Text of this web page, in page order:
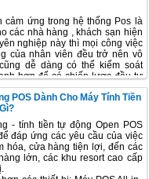
cảm ứng trong hệ thống Pos là
các nhà hàng , khách sạn hiện
nghiệp này thì mọi công việc
của nhân viên đều trở nên vô
dễ dàng có thể kiểm soát
hơn để có chiến lược đầu tư
nhuận cho mô hình kinh doanh
hình cảm ứng Pos:
cậy.
tăng chất lượng phục vụ.
nâng cao hiệu suất bán hàng.
- tính tiền tự động Open POS
đáp ứng các yêu cầu của việc
hóa, cửa hàng tiện lợi, đến các
lớn, các khu resort cao cấp
POS Dành Cho Máy Tính Tiền